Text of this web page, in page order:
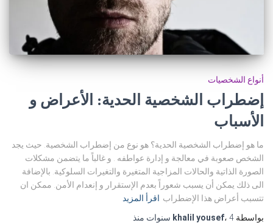
أنواع الشخصيات
إضطراب الشخصية الحدية: الأعراض و
الأسباب
ما هو إضطراب الشخصية الحدية؟ هو نوع من إضطراب الشخصية. حيث يجد
الشخص صعوبة في معالجة و إدارة عواطفه . و غالباً ما يتضمن مشكلات
الصورة الذاتية والحالات المزاجية المتغيرة والتغيرات السلوكية. بالإضافة
الى ذلك يمكن أن يسبب شعوراً بعدم الإستقرار و إنعدام الأمن. ممكن ان
تتسبب أعراض هذا الإضطراب اقرأ المزيد
بواسطة
khalil yousef، 4 سنوات منذ